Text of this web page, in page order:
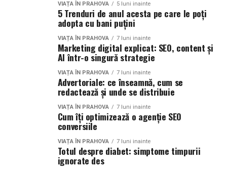
VIAȚA ÎN PRAHOVA 5 luni inainte
5 Trenduri de anul acesta pe care le poți
adopta cu bani puțini
VIAȚA ÎN PRAHOVA 7 luni inainte
Marketing digital explicat: SEO, content și
AI într-o singură strategie
VIAȚA ÎN PRAHOVA 7 luni inainte
Advertoriale: ce înseamnă, cum se
redactează și unde se distribuie
VIAȚA ÎN PRAHOVA 7 luni inainte
Cum îți optimizează o agenție SEO
conversiile
VIAȚA ÎN PRAHOVA 7 luni inainte
Totul despre diabet: simptome timpurii
ignorate des